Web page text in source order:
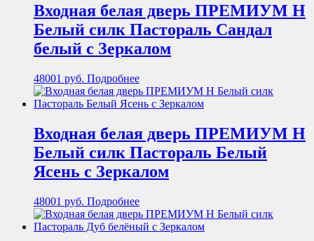
Входная белая дверь ПРЕМИУМ Н
Белый силк Пастораль Сандал
белый с Зеркалом
48001 руб. Подробнее
Входная белая дверь ПРЕМИУМ Н
Белый силк Пастораль Белый
Ясень с Зеркалом
48001 руб. Подробнее